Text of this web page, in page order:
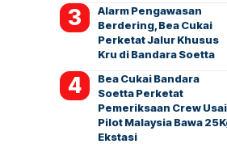
Alarm Pengawasan
Berdering, Bea Cukai
Perketat Jalur Khusus
Kru di Bandara Soetta
Bea Cukai Bandara
Soetta Perketat
Pemeriksaan Crew Usai
Pilot Malaysia Bawa
Ekstasi